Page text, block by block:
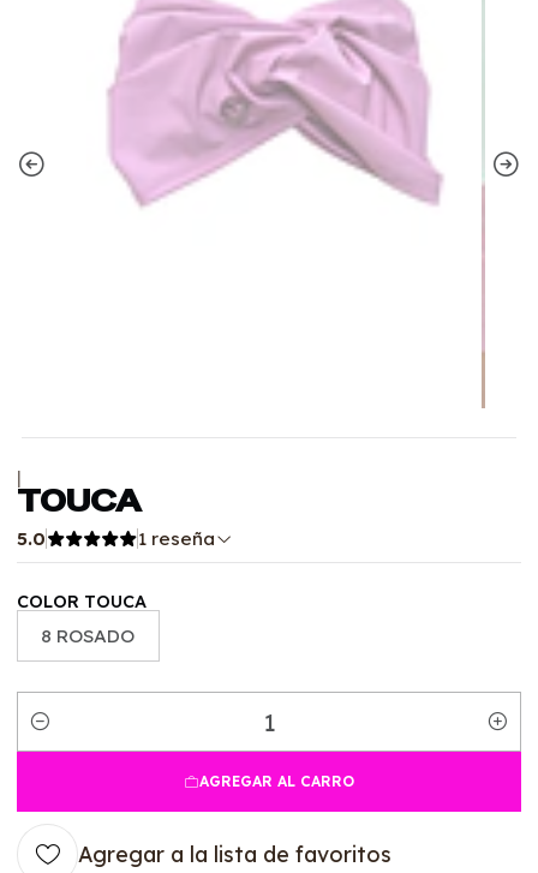
|
TOUCA
5.0 1 reseña
COLOR TOUCA
8 ROSADO
Cantidad
AGREGAR AL CARRO
Agregar a la lista de favoritos